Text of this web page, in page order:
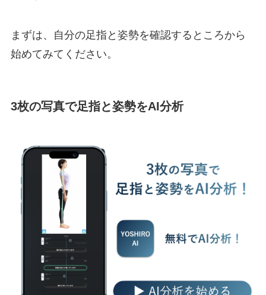
まずは、自分の足指と姿勢を確認するところから
始めてみてください。
3枚の写真で足指と姿勢をAI分析